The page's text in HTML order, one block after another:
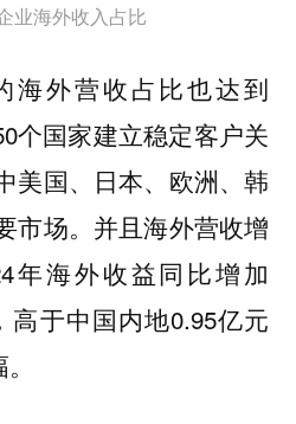
业海外收入占比
海外营收占比也达到
个国家建立稳定客户关
美国、日本、欧洲、韩
市场。并且海外营收增
年海外收益同比增加
高于中国内地0.95亿元